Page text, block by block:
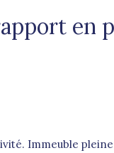
en
Immeuble